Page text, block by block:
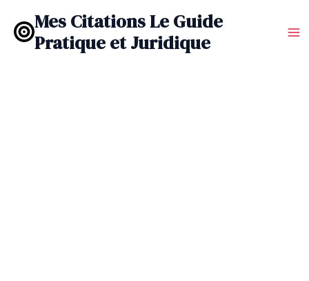
contenu
Mes Citations Le Guide
Pratique et Juridique